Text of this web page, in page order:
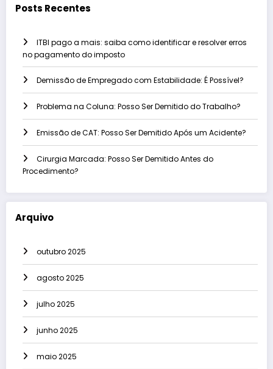
Posts Recentes
ITBI pago a mais: saiba como identificar e resolver erros
no pagamento do imposto
Demissão de Empregado com Estabilidade: É Possível?
Problema na Coluna: Posso Ser Demitido do Trabalho?
Emissão de CAT: Posso Ser Demitido Após um Acidente?
Cirurgia Marcada: Posso Ser Demitido Antes do
Procedimento?
Arquivo
outubro 2025
agosto 2025
julho 2025
junho 2025
maio 2025